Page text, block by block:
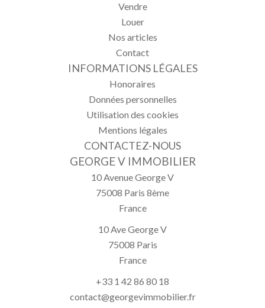
Vendre
Louer
Nos articles
Contact
INFORMATIONS LÉGALES
Honoraires
Données personnelles
Utilisation des cookies
Mentions légales
CONTACTEZ-NOUS
GEORGE V IMMOBILIER
10 Avenue George V
75008 Paris 8ème
France
10 Ave George V
75008 Paris
France
+33 1 42 86 80 18
contact@georgevimmobilier.fr